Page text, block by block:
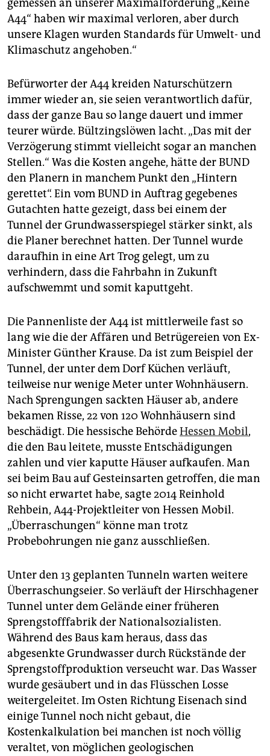
gemessen an unserer Maximalforderung „Keine
A44“ haben wir maximal verloren, aber durch
unsere Klagen wurden Standards für ­Umwelt- und
Klimaschutz angehoben.“
Befürworter der A44 kreiden Naturschützern
immer wieder an, sie seien verantwortlich dafür,
dass der ganze Bau so lange dauert und immer
teurer würde. Bültzingslöwen lacht. „Das mit der
Verzögerung stimmt vielleicht sogar an manchen
Stellen.“ Was die Kosten angehe, hätte der BUND
den Planern in manchem Punkt den „Hintern
gerettet“. Ein vom BUND in Auftrag gegebenes
Gutachten hatte gezeigt, dass bei einem der
Tunnel der Grundwasserspiegel stärker sinkt, als
die Planer berechnet hatten. Der Tunnel wurde
daraufhin in eine Art Trog gelegt, um zu
verhindern, dass die Fahrbahn in Zukunft
aufschwemmt und somit kaputtgeht.
Die Pannenliste der A44 ist mittlerweile fast so
lang wie die der Affären und Betrügereien von Ex-
Minister Günther Krause. Da ist zum Beispiel der
Tunnel, der unter dem Dorf Küchen verläuft,
teilweise nur wenige Meter unter Wohnhäusern.
Nach Sprengungen sackten Häuser ab, andere
bekamen Risse, 22 von 120 Wohnhäusern sind
beschädigt. Die hessische BehördeHessen Mobil,
die den Bau leitete, musste Entschädigungen
zahlen und vier kaputte Häuser aufkaufen. Man
sei beim Bau auf Gesteinsarten getroffen, die man
so nicht erwartet habe, sagte 2014 Reinhold
Rehbein, A44-Projektleiter von Hessen Mobil.
„Überraschungen“ könne man trotz
Probebohrungen nie ganz ausschließen.
Unter den 13 geplanten Tunneln warten weitere
Überraschungseier. So verläuft der Hirschhagener
Tunnel unter dem Gelände einer früheren
Sprengstofffabrik der Nationalsozialisten.
Während des Baus kam heraus, dass das
abgesenkte Grundwasser durch Rückstände der
Sprengstoffproduktion verseucht war. Das Wasser
wurde gesäubert und in das Flüsschen Losse
weitergeleitet. Im Osten Richtung Eisenach sind
einige Tunnel noch nicht gebaut, die
Kostenkalkulation bei manchen ist noch völlig
veraltet, von möglichen geologischen